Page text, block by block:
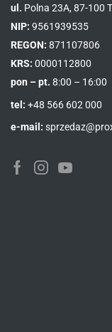
ul. Polna 23A, 87-100
NIP: 9561939535
REGON: 871107806
KRS: 0000112800
pon – pt. 8:00 – 16:00
tel: +48 566 602 000
e-mail:
FacebookInstagramYoutube